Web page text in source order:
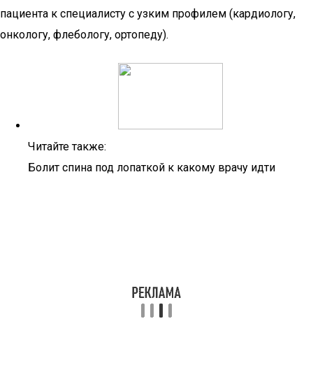
пациента к специалисту с узким профилем (кардиологу,
онкологу, флебологу, ортопеду).
Читайте также:
Болит спина под лопаткой к какому врачу идти